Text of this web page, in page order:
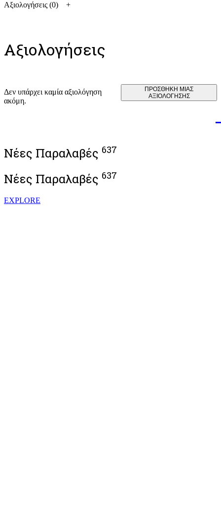
Αξιολογήσεις (0)
Αξιολογήσεις
Δεν υπάρχει καμία αξιολόγηση
ακόμη.
ΠΡΟΣΘΉΚΗ ΜΊΑΣ
ΑΞΙΟΛΌΓΗΣΗΣ
Νέες Παραλαβές 637
Νέες Παραλαβές 637
EXPLORE